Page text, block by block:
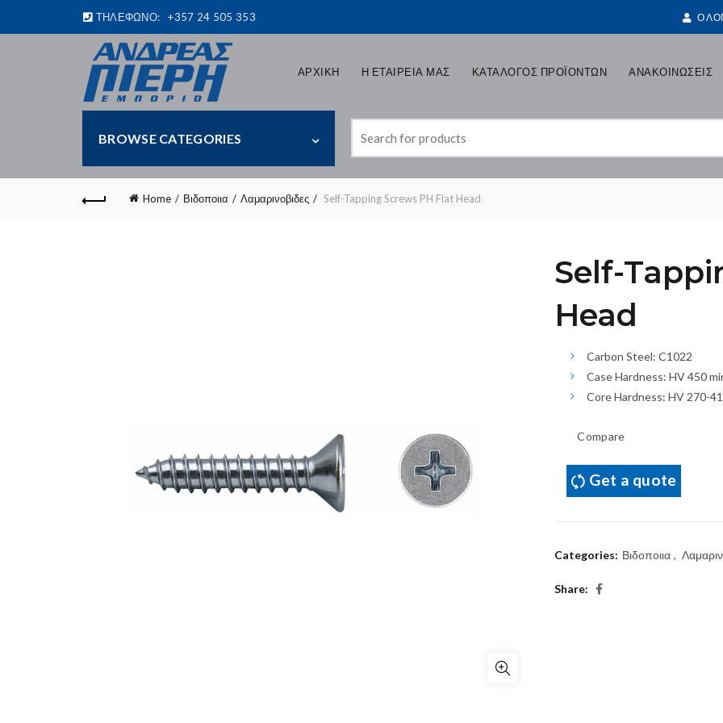
ΤΗΛΕΦΩΝΟ: +357 24 505 353 Ο
ΑΡΧΙΚΗ Η ΕΤΑΙΡΕΙΑ ΜΑΣ ΚΑΤΑΛΟΓΟΣ ΠΡΟΪΟΝΤΩΝ ΑΝΑΚΟΙΝΩΣΕΙΣ
BROWSE CATEGORIES
for:
Home Βιδοποιια Λαμαρινοβιδες Self-Tapping Screws PH Flat Head
Self-
Head
Carbon Steel: C1022
Case Hardness: HV 450
Core Hardness: HV 270-
Compare
Get a quote
Categories: Βιδοποιια ,
Share